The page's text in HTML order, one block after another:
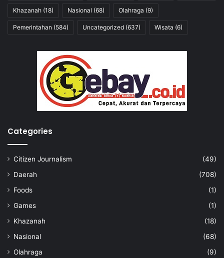
Khazanah (18) Nasional (68) Olahraga (9)
Pemerintahan (584) Uncategorized (637) Wisata (6)
Categories
Citizen Journalism
(49)
Daerah
(708)
Foods
(1)
Games
(1)
Khazanah
(18)
Nasional
(68)
Olahraga
(9)